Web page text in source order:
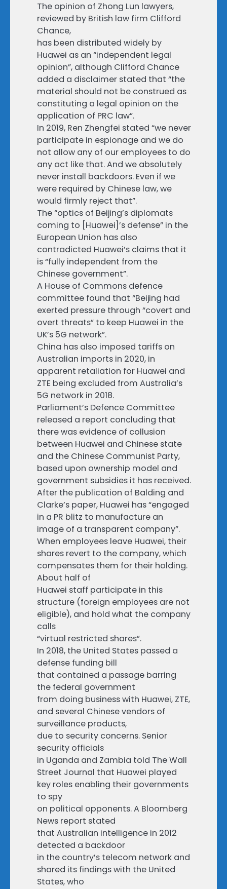
The opinion of Zhong Lun lawyers,
reviewed by British law firm Clifford
Chance,
has been distributed widely by
Huawei as an “independent legal
opinion”, although Clifford Chance
added a disclaimer stated that “the
material should not be construed as
constituting a legal opinion on the
application of PRC law”.
In 2019, Ren Zhengfei stated “we never
participate in espionage and we do
not allow any of our employees to do
any act like that. And we absolutely
never install backdoors. Even if we
were required by Chinese law, we
would firmly reject that”.
The “optics of Beijing’s diplomats
coming to [Huawei]’s defense” in the
European Union has also
contradicted Huawei’s claims that it
is “fully independent from the
Chinese government”.
A House of Commons defence
committee found that “Beijing had
exerted pressure through “covert and
overt threats” to keep Huawei in the
UK’s 5G network”.
China has also imposed tariffs on
Australian imports in 2020, in
apparent retaliation for Huawei and
ZTE being excluded from Australia’s
5G network in 2018.
Parliament’s Defence Committee
released a report concluding that
there was evidence of collusion
between Huawei and Chinese state
and the Chinese Communist Party,
based upon ownership model and
government subsidies it has received.
After the publication of Balding and
Clarke’s paper, Huawei has “engaged
in a PR blitz to manufacture an
image of a transparent company”.
When employees leave Huawei, their
shares revert to the company, which
compensates them for their holding.
About half of
Huawei staff participate in this
structure (foreign employees are not
eligible), and hold what the company
calls
“virtual restricted shares”.
In 2018, the United States passed a
defense funding bill
that contained a passage barring
the federal government
from doing business with Huawei, ZTE,
and several Chinese vendors of
surveillance products,
due to security concerns. Senior
security officials
in Uganda and Zambia told The Wall
Street Journal that Huawei played
key roles enabling their governments
to spy
on political opponents. A Bloomberg
News report stated
that Australian intelligence in 2012
detected a backdoor
in the country’s telecom network and
shared its findings with the United
States, who